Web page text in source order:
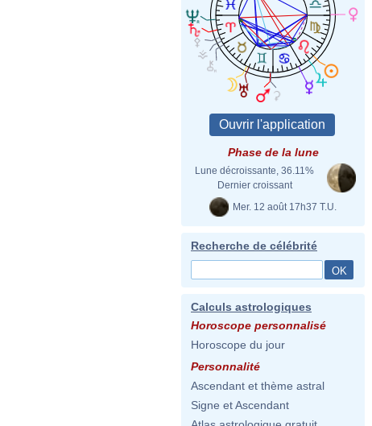
Phase de la lune
Lune décroissante, 36.11%
Dernier croissant
Mer. 12 août 17h37 T.U.
Recherche de célébrité
Calculs astrologiques
Horoscope personnalisé
Horoscope du jour
Personnalité
Ascendant et thème astral
Signe et Ascendant